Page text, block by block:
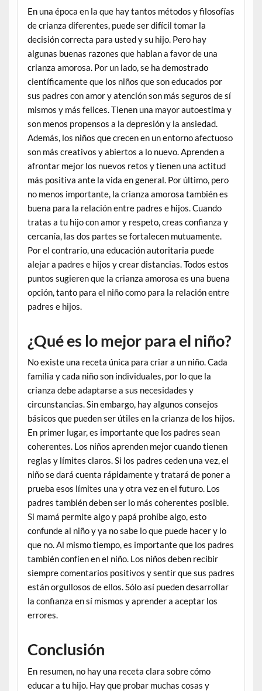
En una época en la que hay tantos métodos y filosofías
de crianza diferentes, puede ser difícil tomar la
decisión correcta para usted y su hijo. Pero hay
algunas buenas razones que hablan a favor de una
crianza amorosa. Por un lado, se ha demostrado
científicamente que los niños que son educados por
sus padres con amor y atención son más seguros de sí
mismos y más felices. Tienen una mayor autoestima y
son menos propensos a la depresión y la ansiedad.
Además, los niños que crecen en un entorno afectuoso
son más creativos y abiertos a lo nuevo. Aprenden a
afrontar mejor los nuevos retos y tienen una actitud
más positiva ante la vida en general. Por último, pero
no menos importante, la crianza amorosa también es
buena para la relación entre padres e hijos. Cuando
tratas a tu hijo con amor y respeto, creas confianza y
cercanía, las dos partes se fortalecen mutuamente.
Por el contrario, una educación autoritaria puede
alejar a padres e hijos y crear distancias. Todos estos
puntos sugieren que la crianza amorosa es una buena
opción, tanto para el niño como para la relación entre
padres e hijos.
¿Qué es lo mejor para el niño?
No existe una receta única para criar a un niño. Cada
familia y cada niño son individuales, por lo que la
crianza debe adaptarse a sus necesidades y
circunstancias. Sin embargo, hay algunos consejos
básicos que pueden ser útiles en la crianza de los hijos.
En primer lugar, es importante que los padres sean
coherentes. Los niños aprenden mejor cuando tienen
reglas y límites claros. Si los padres ceden una vez, el
niño se dará cuenta rápidamente y tratará de poner a
prueba esos límites una y otra vez en el futuro. Los
padres también deben ser lo más coherentes posible.
Si mamá permite algo y papá prohíbe algo, esto
confunde al niño y ya no sabe lo que puede hacer y lo
que no. Al mismo tiempo, es importante que los padres
también confíen en el niño. Los niños deben recibir
siempre comentarios positivos y sentir que sus padres
están orgullosos de ellos. Sólo así pueden desarrollar
la confianza en sí mismos y aprender a aceptar los
errores.
Conclusión
En resumen, no hay una receta clara sobre cómo
educar a tu hijo. Hay que probar muchas cosas y